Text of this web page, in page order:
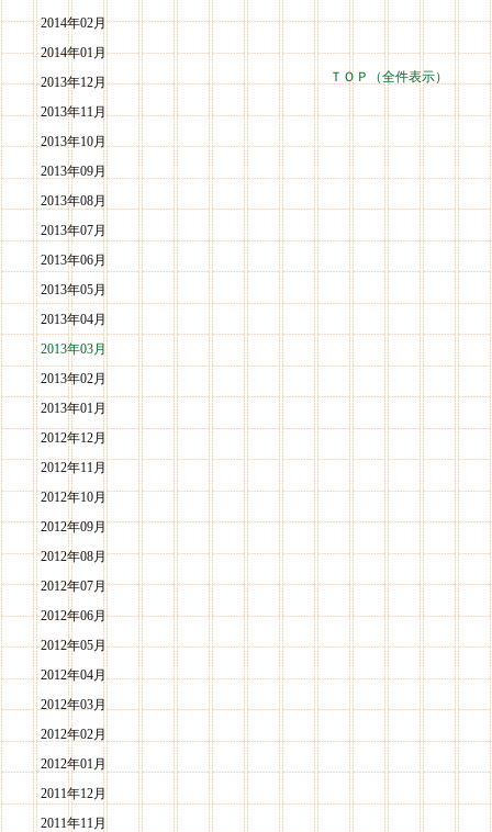
2014年02月
2014年01月
2013年12月
2013年11月
2013年10月
2013年09月
2013年08月
2013年07月
2013年06月
2013年05月
2013年04月
2013年03月
2013年02月
2013年01月
2012年12月
2012年11月
2012年10月
2012年09月
2012年08月
2012年07月
2012年06月
2012年05月
2012年04月
2012年03月
2012年02月
2012年01月
2011年12月
2011年11月
ＴＯＰ（全件表示）